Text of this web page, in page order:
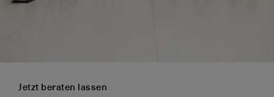
Jetzt beraten lassen